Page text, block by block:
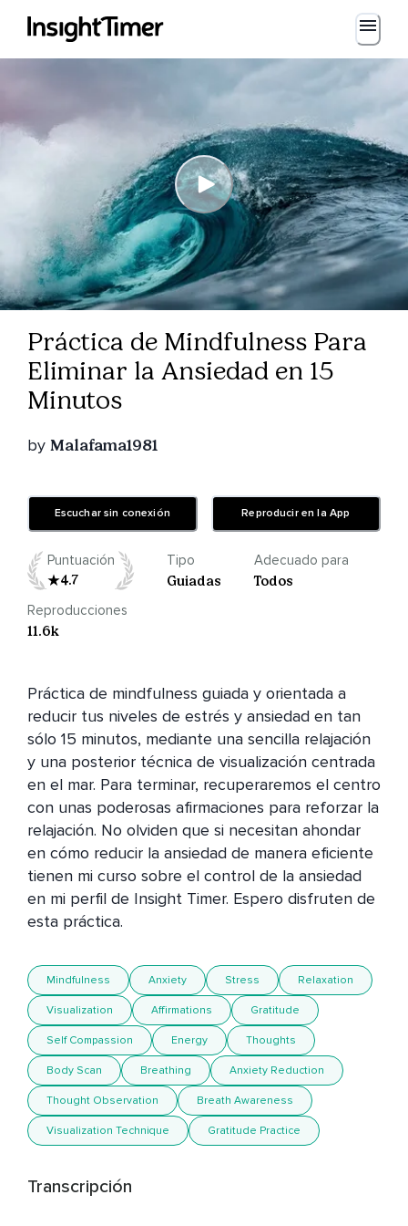
Práctica de Mindfulness Para
Eliminar la Ansiedad en 15
Minutos
by Malafama1981
Escuchar sin conexión Reproducir en la App
Puntuación
4.7
Tipo
Guiadas
Adecuado para
Todos
Reproducciones
11.6k
Práctica de mindfulness guiada y orientada a
reducir tus niveles de estrés y ansiedad en tan
sólo 15 minutos, mediante una sencilla relajación
y una posterior técnica de visualización centrada
en el mar. Para terminar, recuperaremos el centro
con unas poderosas afirmaciones para reforzar la
relajación. No olviden que si necesitan ahondar
en cómo reducir la ansiedad de manera eficiente
tienen mi curso sobre el control de la ansiedad
en mi perfil de Insight Timer. Espero disfruten de
esta práctica.
Mindfulness Anxiety Stress Relaxation
Visualization Affirmations Gratitude
Self Compassion Energy Thoughts
Body Scan Breathing Anxiety Reduction
Thought Observation Breath Awareness
Visualization Technique Gratitude Practice
Transcripción